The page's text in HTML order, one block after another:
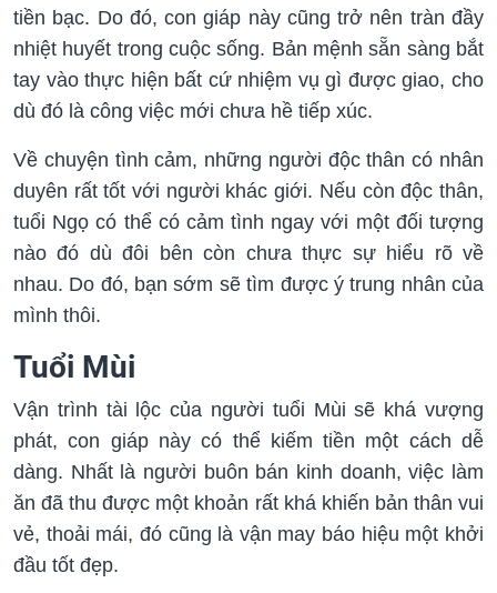
tiền bạc. Do đó, con giáp này cũng trở nên tràn đầy
nhiệt huyết trong cuộc sống. Bản mệnh sẵn sàng bắt
tay vào thực hiện bất cứ nhiệm vụ gì được giao, cho
dù đó là công việc mới chưa hề tiếp xúc.
Về chuyện tình cảm, những người độc thân có nhân
duyên rất tốt với người khác giới. Nếu còn độc thân,
tuổi Ngọ có thể có cảm tình ngay với một đối tượng
nào đó dù đôi bên còn chưa thực sự hiểu rõ về
nhau. Do đó, bạn sớm sẽ tìm được ý trung nhân của
mình thôi.
Tuổi Mùi
Vận trình tài lộc của người tuổi Mùi sẽ khá vượng
phát, con giáp này có thể kiếm tiền một cách dễ
dàng. Nhất là người buôn bán kinh doanh, việc làm
ăn đã thu được một khoản rất khá khiến bản thân vui
vẻ, thoải mái, đó cũng là vận may báo hiệu một khởi
đầu tốt đẹp.